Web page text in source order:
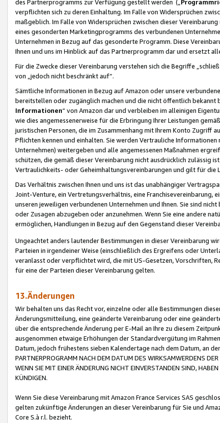
des Partnerprogramms zur Verfügung gestellt werden („
verpflichten sich zu deren Einhaltung. Im Falle von Widersprüchen
maßgeblich. Im Falle von Widersprüchen zwischen dieser
eines gesonderten Marketingprogramms des verbundenen
Unternehmen in Bezug auf das gesonderte Programm. Diese
Ihnen und uns im Hinblick auf das Partnerprogramm dar und ersetzt
Für die Zwecke dieser Vereinbarung verstehen sich die Begriffe
von „jedoch nicht beschränkt auf“.
Sämtliche Informationen in Bezug auf Amazon oder unsere
bereitstellen oder zugänglich machen und die nicht öffentlich
Informationen“ von Amazon dar und verbleiben im alleinigen
wie dies angemessenerweise für die Erbringung Ihrer Leistungen
juristischen Personen, die im Zusammenhang mit Ihrem Konto
Pflichten kennen und einhalten. Sie werden Vertrauliche
Unternehmen) weitergeben und alle angemessenen Maßnahmen
schützen, die gemäß dieser Vereinbarung nicht ausdrücklich zulässig
Vertraulichkeits- oder Geheimhaltungsvereinbarungen und gilt für die
Das Verhältnis zwischen Ihnen und uns ist das unabhängiger
Joint-Venture, ein Vertretungsverhältnis, eine Franchisevereinbarung,
unseren jeweiligen verbundenen Unternehmen und Ihnen. Sie sind
oder Zusagen abzugeben oder anzunehmen. Wenn Sie eine andere
ermöglichen, Handlungen in Bezug auf den Gegenstand dieser
Ungeachtet anders lautender Bestimmungen in dieser Vereinbarung
Parteien in irgendeiner Weise (einschließlich des Ergreifens oder
veranlasst oder verpflichtet wird, die mit US-Gesetzen, Vorschriften,
für eine der Parteien dieser Vereinbarung gelten.
13.Änderungen
Wir behalten uns das Recht vor, einzelne oder alle Bestimmungen
Änderungsmitteilung, eine geänderte Vereinbarung oder eine
über die entsprechende Änderung per E-Mail an Ihre zu diesem
ausgenommen etwaige Erhöhungen der Standardvergütung im
Datum, jedoch frühestens sieben Kalendertage nach dem Datum, an
PARTNERPROGRAMM NACH DEM DATUM DES WIRKSAMWERDENS
WENN SIE MIT EINER ÄNDERUNG NICHT EINVERSTANDEN SIND,
KÜNDIGEN.
Wenn Sie diese Vereinbarung mit Amazon France Services SAS
gelten zukünftige Änderungen an dieser Vereinbarung für Sie und
Core S.à r.l. bezieht.